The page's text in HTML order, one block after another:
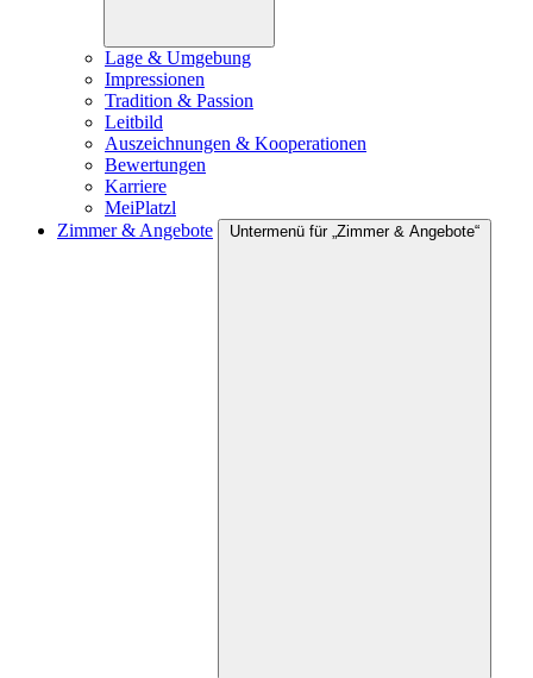
Lage & Umgebung
Impressionen
Tradition & Passion
Leitbild
Auszeichnungen & Kooperationen
Bewertungen
Karriere
MeiPlatzl
Zimmer & Angebote
Untermenü für „Zimmer & Angebote“